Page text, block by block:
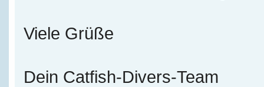
Viele Grüße
Dein Catfish-Divers-Team